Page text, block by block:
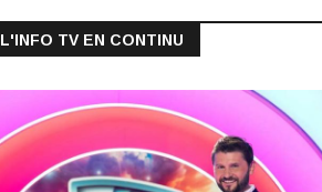
L'INFO TV EN CONTINU